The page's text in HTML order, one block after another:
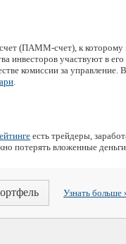
(ПАММ-счет), к которому
инвесторов участвуют в его
комиссии за управление.
.
есть трейдеры,
потерять вложенные
Узнать больше